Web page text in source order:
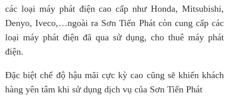
các loại máy phát điện cao cấp như Honda, Mitsubishi,
Denyo, Iveco,…ngoài ra Sơn Tiến Phát còn cung cấp các
loại máy phát điện đã qua sử dụng, cho thuê máy phát
điện.
Đặc biệt chế độ hậu mãi cực kỳ cao cũng sẽ khiến khách
hàng yên tâm khi sử dụng dịch vụ của Sơn Tiến Phát